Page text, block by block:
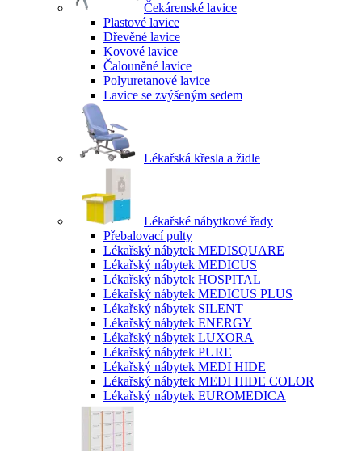
Čekárenské lavice
Plastové lavice
Dřevěné lavice
Kovové lavice
Čalouněné lavice
Polyuretanové lavice
Lavice se zvýšeným sedem
Lékařská křesla a židle
Lékařské nábytkové řady
Přebalovací pulty
Lékařský nábytek MEDISQUARE
Lékařský nábytek MEDICUS
Lékařský nábytek HOSPITAL
Lékařský nábytek MEDICUS PLUS
Lékařský nábytek SILENT
Lékařský nábytek ENERGY
Lékařský nábytek LUXORA
Lékařský nábytek PURE
Lékařský nábytek MEDI HIDE
Lékařský nábytek MEDI HIDE COLOR
Lékařský nábytek EUROMEDICA